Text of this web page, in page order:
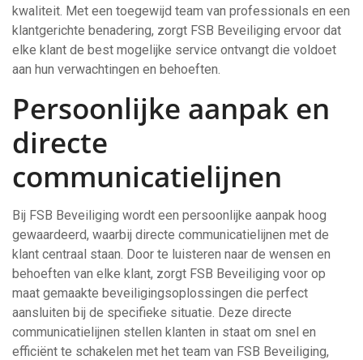
kwaliteit. Met een toegewijd team van professionals en een
klantgerichte benadering, zorgt FSB Beveiliging ervoor dat
elke klant de best mogelijke service ontvangt die voldoet
aan hun verwachtingen en behoeften.
Persoonlijke aanpak en
directe
communicatielijnen
Bij FSB Beveiliging wordt een persoonlijke aanpak hoog
gewaardeerd, waarbij directe communicatielijnen met de
klant centraal staan. Door te luisteren naar de wensen en
behoeften van elke klant, zorgt FSB Beveiliging voor op
maat gemaakte beveiligingsoplossingen die perfect
aansluiten bij de specifieke situatie. Deze directe
communicatielijnen stellen klanten in staat om snel en
efficiënt te schakelen met het team van FSB Beveiliging,